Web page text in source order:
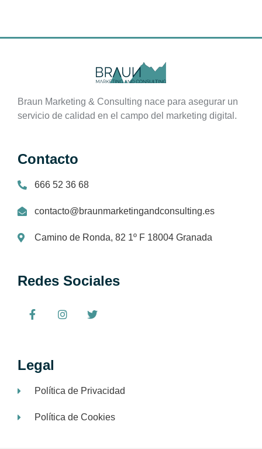
Braun Marketing & Consulting nace para asegurar un
servicio de calidad en el campo del marketing digital.
Contacto
666 52 36 68
contacto@braunmarketingandconsulting.es
Camino de Ronda, 82 1º F 18004 Granada
Redes Sociales
Legal
Política de Privacidad
Política de Cookies